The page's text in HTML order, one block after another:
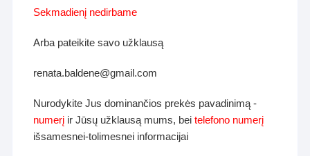
Sekmadienį nedirbame
Arba pateikite savo užklausą
renata.baldene@gmail.com
Nurodykite Jus dominančios prekės pavadinimą -
numerį ir Jūsų užklausą mums, beitelefono numerį
išsamesnei-tolimesnei informacijai